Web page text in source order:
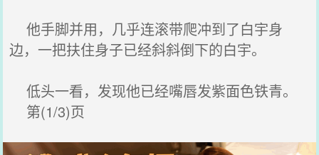
他手脚并用，几乎连滚带爬冲到了白宇身
边，一把扶住身子已经斜斜倒下的白宇。
低头一看，发现他已经嘴唇发紫面色铁青。
第(1/3)页